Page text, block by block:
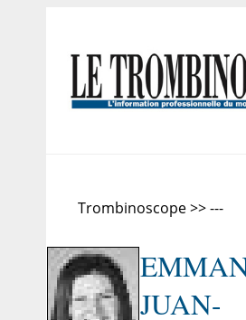
Trombinoscope >> ---
JUAN-